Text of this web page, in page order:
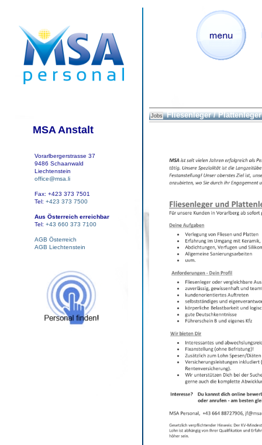
MSA Anstalt
Vorarlbergerstrasse 37
9486 Schaanwald
Liechtenstein
office@msa.li
Fax: +423 373 7501
Tel: +423 373 7500
Aus Österreich erreichbar
Tel: +43 660 373 7100
AGB Österreich
AGB Liechtenstein
Jobs Fliesenleger / Plattenleger